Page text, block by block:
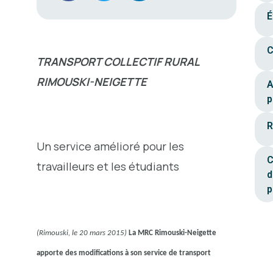
TRANSPORT COLLECTIF RURAL
RIMOUSKI-NEIGETTE
Un service amélioré pour les
travailleurs et les étudiants
(Rimouski, le 20 mars 2015) La MRC Rimouski-Neigette
apporte des modifications à son service de transport